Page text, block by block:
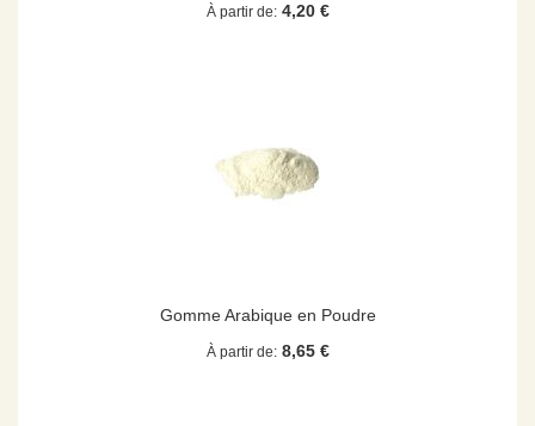
À partir de 4,20 €
Gomme Arabique en Poudre
À partir de 8,65 €